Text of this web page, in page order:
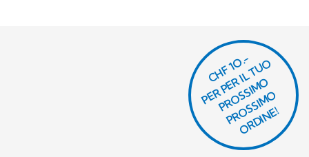
CHF 1O.-
P
E
R
P
E
R I
L
T
U
O
P
R
O
S
SI
M
O
P
R
O
S
SI
M
O
O
R
DI
N
E!